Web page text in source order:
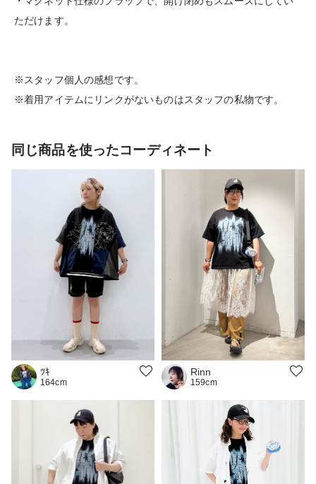
ただけます。
※スタッフ個人の感想です。
※着用アイテムにリンクがないものはスタッフの私物です。
同じ商品を使ったコーディネート
ﾂｷ
164cm
Rinn
159cm